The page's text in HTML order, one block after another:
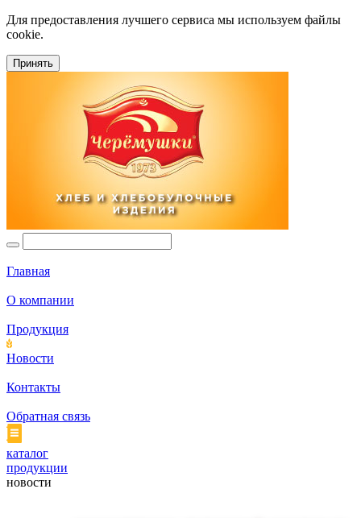
Для предоставления лучшего сервиса мы используем файлы
cookie.
Принять
Главная
О компании
Продукция
Новости
Контакты
Обратная связь
каталог
продукции
новости